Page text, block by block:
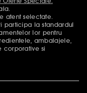
atent selectate.
participa la standardul
lor pentru
ambalajele,
corporative si